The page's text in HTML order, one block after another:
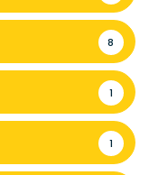
8
1
1